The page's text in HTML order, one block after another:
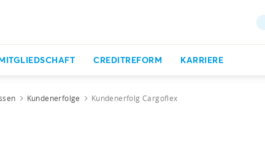
CREDITREFORM KARRIERE
Kundenerfolge Kundenerfolg Cargoflex